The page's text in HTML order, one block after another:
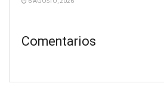
Comentarios